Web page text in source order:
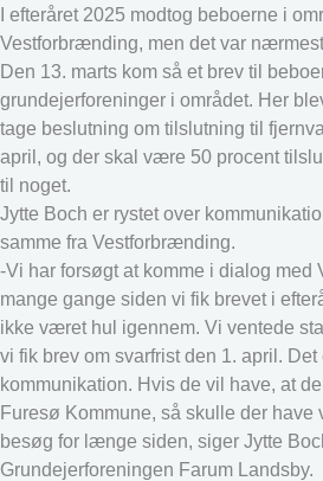
I efteråret 2025 modtog beboerne i
Vestforbrænding, men det var
Den 13. marts kom så et brev til
grundejerforeninger i området. Her
tage beslutning om tilslutning til
april, og der skal være 50 procent
til noget.
Jytte Boch er rystet over
samme fra Vestforbrænding.
-Vi har forsøgt at komme i dialog med
mange gange siden vi fik brevet i
ikke været hul igennem. Vi ventede
vi fik brev om svarfrist den 1. april. Det
kommunikation. Hvis de vil have, at
Furesø Kommune, så skulle der
besøg for længe siden, siger Jytte
Grundejerforeningen Farum Landsby.